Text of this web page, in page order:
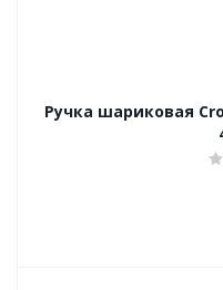
Ручка шариковая